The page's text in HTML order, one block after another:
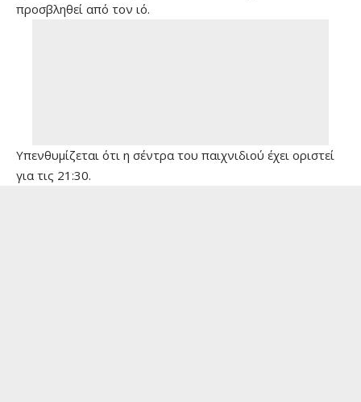
προσβληθεί από τον ιό.
Υπενθυμίζεται ότι η σέντρα του παιχνιδιού έχει οριστεί
για τις 21:30.